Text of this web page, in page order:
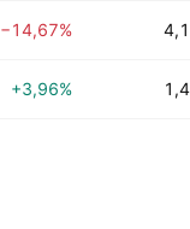
−14,67%
+3,96%